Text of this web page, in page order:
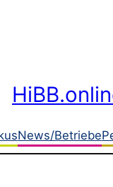
News/Betriebe